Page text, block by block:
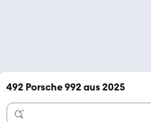
492 Porsche 992 aus 2025